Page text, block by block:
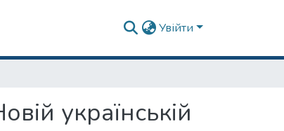
Увійти
українській